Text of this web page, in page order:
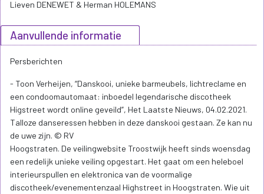
Lieven DENEWET & Herman HOLEMANS
Aanvullende informatie
Persberichten
- Toon Verheijen, “Danskooi, unieke barmeubels, lichtreclame en
een condoomautomaat: inboedel legendarische discotheek
Higstreet wordt online geveild”, Het Laatste Nieuws, 04.02.2021.
Talloze danseressen hebben in deze danskooi gestaan. Ze kan nu
de uwe zijn. © RV
Hoogstraten. De veilingwebsite Troostwijk heeft sinds woensdag
een redelijk unieke veiling opgestart. Het gaat om een heleboel
interieurspullen en elektronica van de voormalige
discotheek/evenementenzaal Highstreet in Hoogstraten. Wie uit